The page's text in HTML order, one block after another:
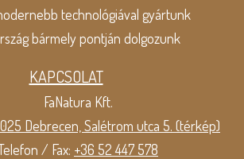
technológiával gyártunk
bármely pontján dolgozunk
KAPCSOLAT
FaNatura Kft.
Debrecen, Salétrom utca 5. (térkép)
/ Fax: +36 52 447 578